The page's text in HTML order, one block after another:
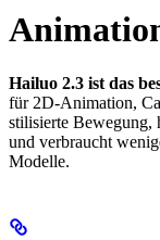
Hailuo 2.3 ist das
für 2D-Animation,
stilisierte Bewegung,
und verbraucht
Modelle.